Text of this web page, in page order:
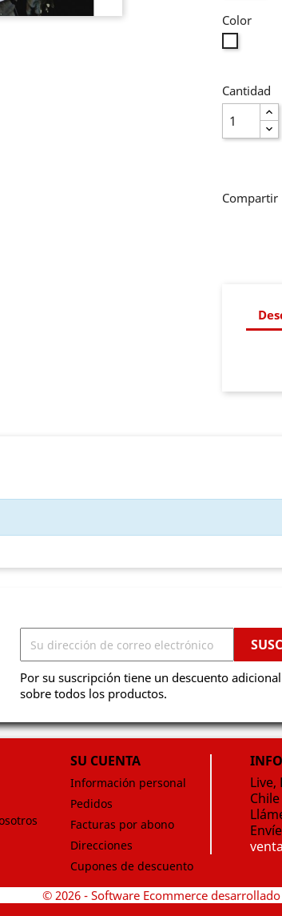
Color
Cantidad
Compartir
Por su suscripción tiene un descuento
sobre todos los productos.
SU CUENTA
Información personal
Pedidos
Facturas por abono
Direcciones
Cupones de descuento
Live,
Chile
© 2026 - Software Ecommerce